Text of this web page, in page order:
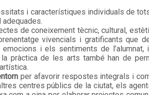
i característiques individuals de
adequades.
de coneixement tècnic, cultural,
vivencials i gratificants que
i els sentiments de
pràctica de les arts també han de
per afavorir respostes integrals i
centres públics de la ciutat, els